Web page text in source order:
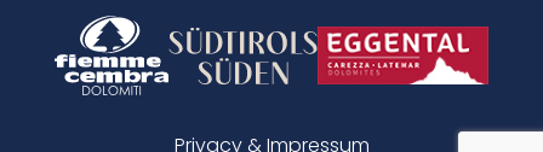
Privacy & Impressum